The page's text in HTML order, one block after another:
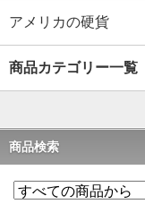
アメリカの硬貨
商品カテゴリー一覧
商品検索